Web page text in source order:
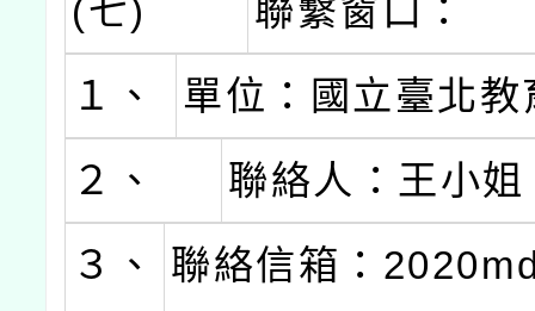
(七)
聯繫窗口：
１、
單位：國立臺北教
２、
聯絡人：王小姐
３、
聯絡信箱：